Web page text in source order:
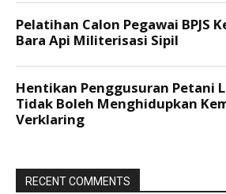
RECENT COMMENTS